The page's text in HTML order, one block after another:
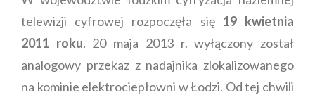
telewizji cyfrowej rozpoczęła się 19 kwietnia
2011 roku. 20 maja 2013 r. wyłączony został
analogowy przekaz z nadajnika zlokalizowanego
na kominie elektrociepłowni w Łodzi. Od tej chwili